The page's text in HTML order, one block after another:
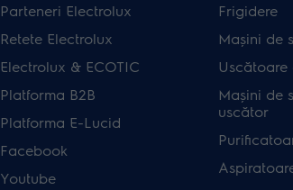
Parteneri Electrolux
Retete Electrolux
Electrolux & ECOTIC
Platforma B2B
Platforma E-Lucid
Facebook
Youtube
Frigidere
Mașini de
Uscătoare
Mașini de
uscător